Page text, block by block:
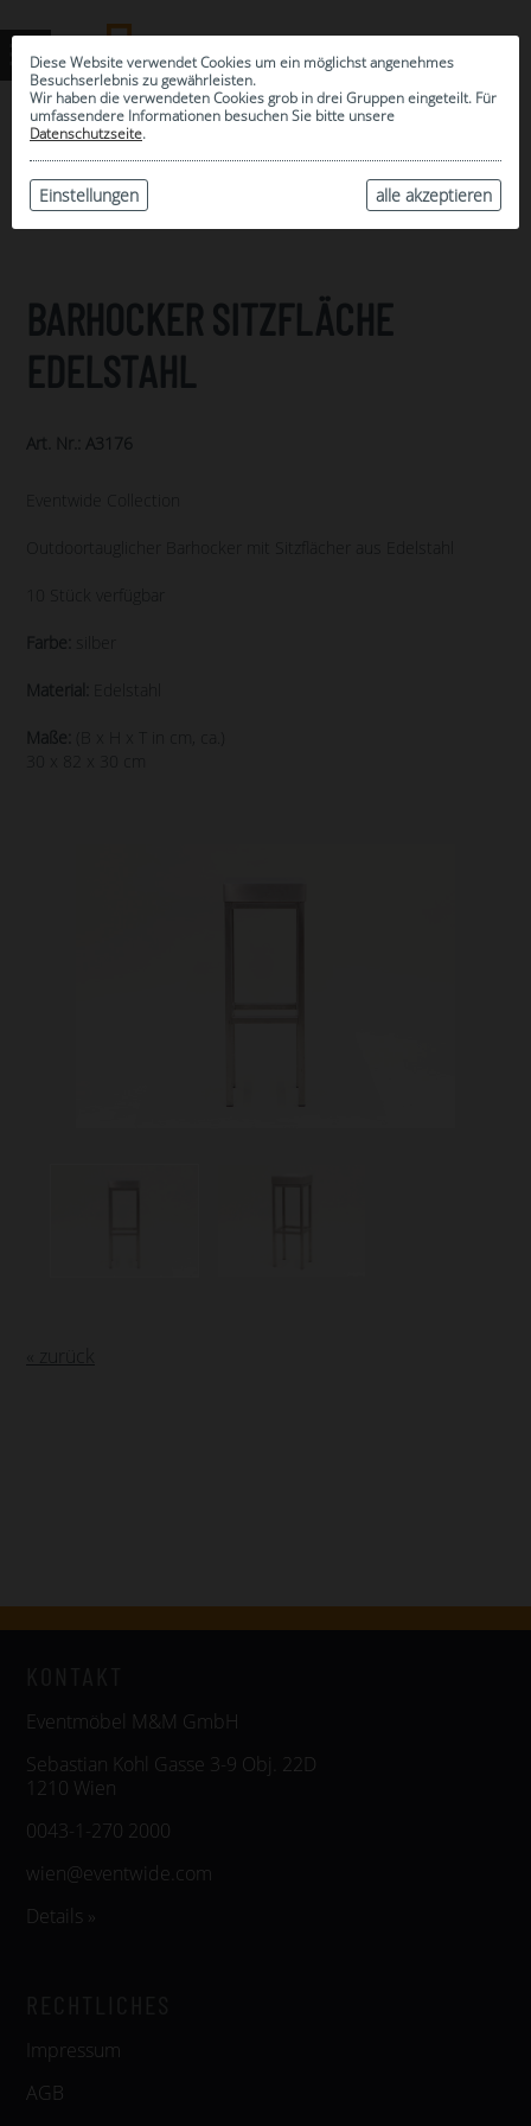
Diese Website verwendet Cookies um ein möglichst angenehmes
Besuchserlebnis zu gewährleisten.
Wir haben die verwendeten Cookies grob in drei Gruppen eingeteilt. Für
umfassendere Informationen besuchen Sie bitte unsere
Datenschutzseite.
alle akzeptieren
Einstellungen
ARCHIV
BARHOCKER SITZFLÄCHE
EDELSTAHL
Art. Nr.: A3176
Eventwide Collection
Outdoortauglicher Barhocker mit Sitzflächer aus Edelstahl
10 Stück verfügbar
Farbe:
Material: Edelstahl
Maße:
(B x H x T in cm, ca.)
30 x 82 x 30 cm
« zurück
Eventmöbel M&M GmbH
Sebastian Kohl Gasse 3-9 Obj. 22D
1210 Wien
0043-1-270 2000
wien@eventwide.com
Details »
Impressum
AGB